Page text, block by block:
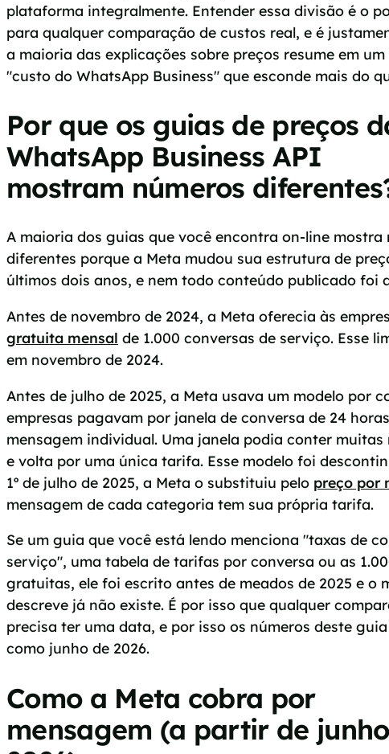
plataforma integralmente. Entender essa divisão é o
para qualquer comparação de custos real, e é
a maioria das explicações sobre preços resume em
"custo do WhatsApp Business" que esconde mais do
Por que os guias de preços
WhatsApp Business API
mostram números
A maioria dos guias que você encontra on-line mostra
diferentes porque a Meta mudou sua estrutura de
últimos dois anos, e nem todo conteúdo publicado foi
Antes de novembro de 2024, a Meta oferecia às
gratuita mensal de 1.000 conversas de serviço. Esse
em novembro de 2024.
Antes de julho de 2025, a Meta usava um modelo por
empresas pagavam por janela de conversa de 24
mensagem individual. Uma janela podia conter muitas
e volta por uma única tarifa. Esse modelo foi
1º de julho de 2025, a Meta o substituiu pelo preço por
mensagem de cada categoria tem sua própria tarifa.
Se um guia que você está lendo menciona "taxas de
serviço", uma tabela de tarifas por conversa ou as
gratuitas, ele foi escrito antes de meados de 2025 e o
descreve já não existe. É por isso que qualquer
precisa ter uma data, e por isso os números deste
como junho de 2026.
Como a Meta cobra por
mensagem (a partir de